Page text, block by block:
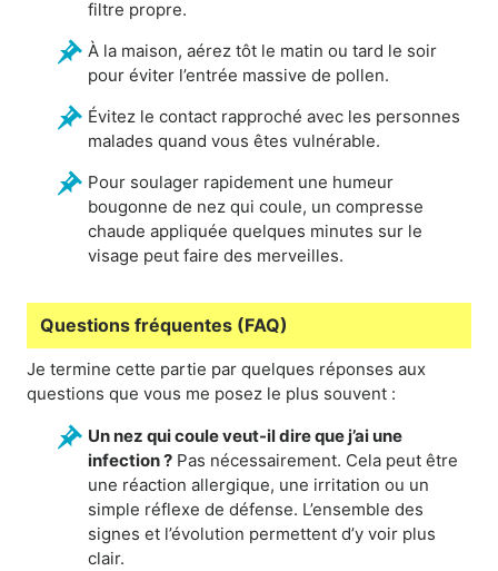
filtre propre.
À la maison, aérez tôt le matin ou tard le soir
pour éviter l’entrée massive de pollen.
Évitez le contact rapproché avec les personnes
malades quand vous êtes vulnérable.
Pour soulager rapidement une humeur
bougonne de nez qui coule, un compresse
chaude appliquée quelques minutes sur le
visage peut faire des merveilles.
Questions fréquentes (FAQ)
Je termine cette partie par quelques réponses aux
questions que vous me posez le plus souvent :
Un nez qui coule veut-il dire que j’ai une
infection ? Pas nécessairement. Cela peut être
une réaction allergique, une irritation ou un
simple réflexe de défense. L’ensemble des
signes et l’évolution permettent d’y voir plus
clair.